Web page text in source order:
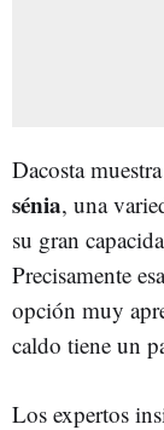
Dacosta
sénia, una
su gran
Precisamente
opción muy
caldo tiene un
Los expertos